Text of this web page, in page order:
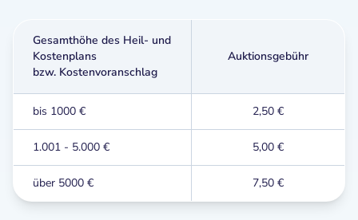
Gesamthöhe des Heil- und
Kostenplans
bzw. Kostenvoranschlag
Auktionsgebühr
bis 1000 € 2,50 €
1.001 - 5.000 € 5,00 €
über 5000 € 7,50 €